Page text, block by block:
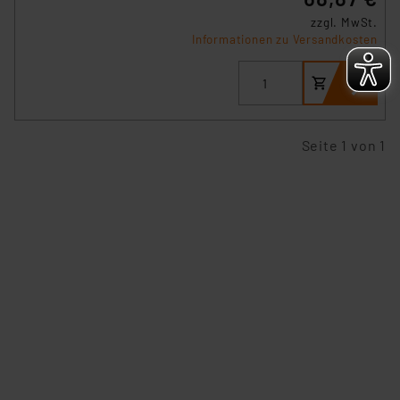
Überwachungsprogrammen verarbeiten, ohne dass
hiergegen Klagemöglichkeiten für Europäer bestehen.
Unsere Kooperation mit diesen Dienstleistern stützt
zzgl. MwSt.
Informationen zu Versandkosten
Seite 1 von 1